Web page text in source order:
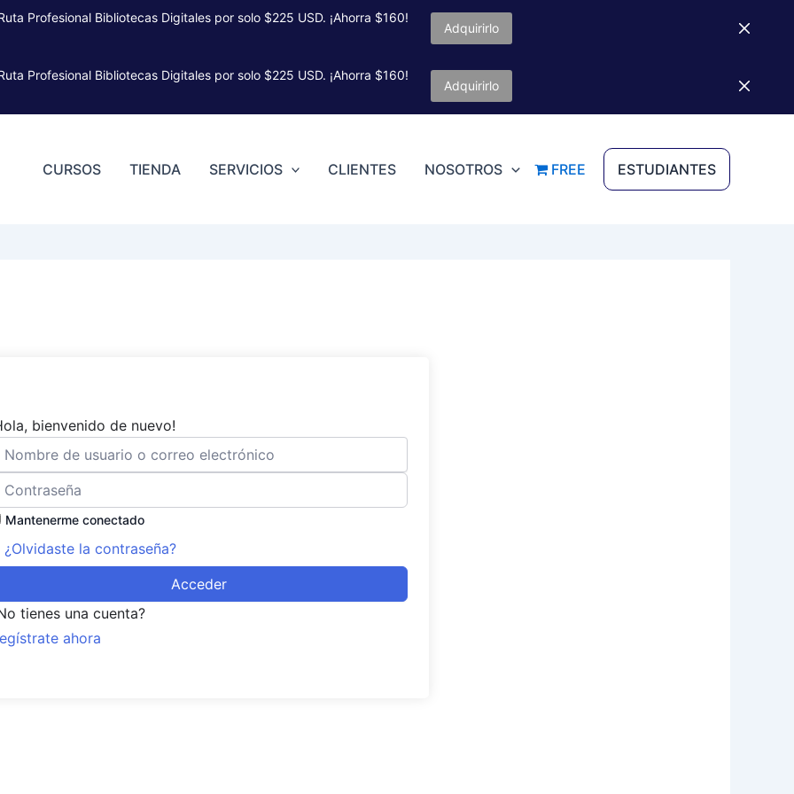
Profesional Bibliotecas Digitales por solo $225 USD. ¡Ahorra $160!
Adquirirlo
Profesional Bibliotecas Digitales por solo $225 USD. ¡Ahorra $160!
Adquirirlo
CURSOS TIENDA SERVICIOS CLIENTES NOSOTROS FREE ESTUDIANTES
bienvenido de nuevo!
Mantenerme conectado
¿Olvidaste la contraseña?
Acceder
tienes una cuenta?
ahora